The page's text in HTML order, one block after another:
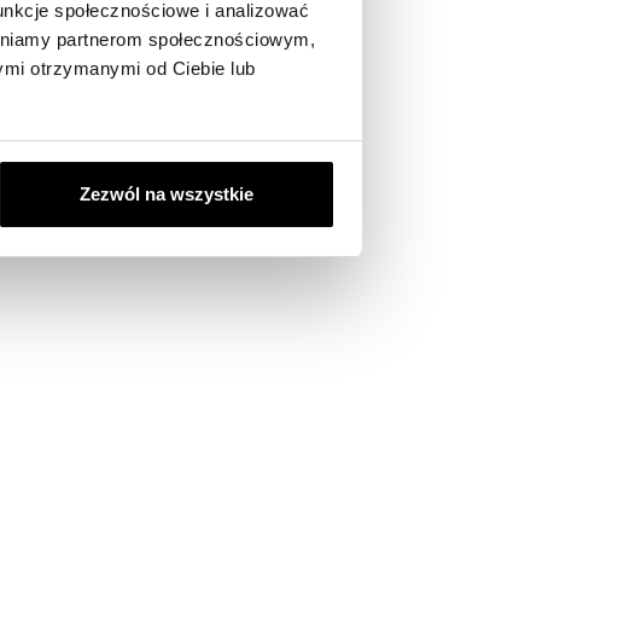
społecznościowe i analizować
partnerom społecznościowym,
otrzymanymi od Ciebie lub
Zezwól na wszystkie